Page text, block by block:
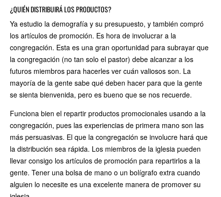
¿QUIÉN DISTRIBUIRÁ LOS PRODUCTOS?
Ya estudio la demografía y su presupuesto, y también compró
los artículos de promoción. Es hora de involucrar a la
congregación. Esta es una gran oportunidad para subrayar que
la congregación (no tan solo el pastor) debe alcanzar a los
futuros miembros para hacerles ver cuán valiosos son. La
mayoría de la gente sabe qué deben hacer para que la gente
se sienta bienvenida, pero es bueno que se nos recuerde.
Funciona bien el repartir productos promocionales usando a la
congregación, pues las experiencias de primera mano son las
más persuasivas. El que la congregación se involucre hará que
la distribución sea rápida. Los miembros de la iglesia pueden
llevar consigo los artículos de promoción para repartirlos a la
gente. Tener una bolsa de mano o un bolígrafo extra cuando
alguien lo necesite es una excelente manera de promover su